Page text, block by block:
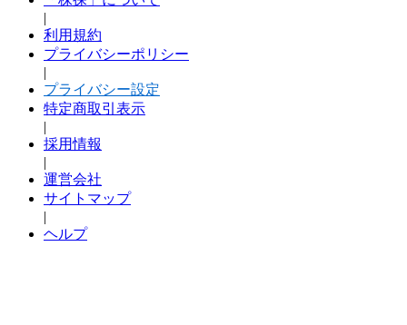
|
利用規約
プライバシーポリシー
|
プライバシー設定
特定商取引表示
|
採用情報
|
運営会社
サイトマップ
|
ヘルプ